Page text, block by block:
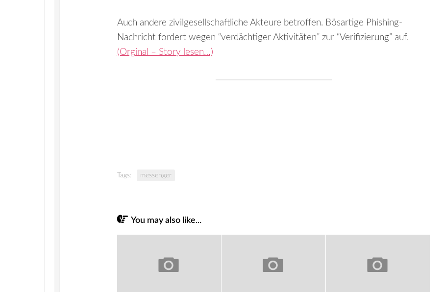
Auch andere zivilgesellschaftliche Akteure betroffen. Bösartige Phishing-
Nachricht fordert wegen “verdächtiger Aktivitäten” zur “Verifizierung” auf.
(Orginal – Story lesen…)
Tags: messenger
You may also like...